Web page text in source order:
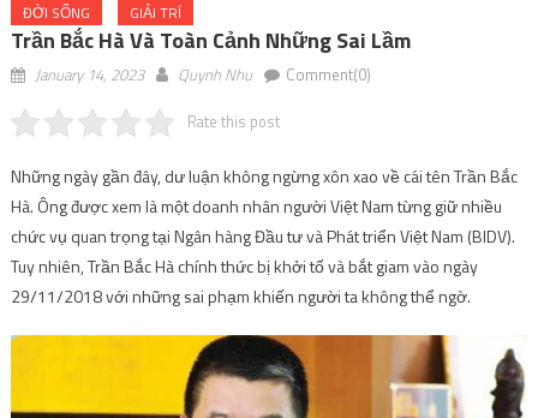
ĐỜI SỐNG GIẢI TRÍ
Trần Bắc Hà Và Toàn Cảnh Những Sai Lầm
January 14, 2023 Quynh Nhu Comment(0)
Rate this post
Những ngày gần đây, dư luận không ngừng xôn xao về cái tên Trần Bắc
Hà. Ông được xem là một doanh nhân người Việt Nam từng giữ nhiều
chức vụ quan trọng tại Ngân hàng Đầu tư và Phát triển Việt Nam (BIDV).
Tuy nhiên, Trần Bắc Hà chính thức bị khởi tố và bắt giam vào ngày
29/11/2018 với những sai phạm khiến người ta không thể ngờ.